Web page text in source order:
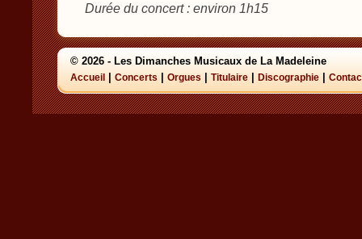
Durée du concert : environ 1h15
© 2026 - Les Dimanches Musicaux de La Madeleine
Accueil Concerts Orgues Titulaire Discographie